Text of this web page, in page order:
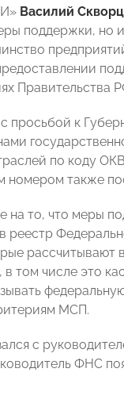
Василий
поддержки, но
Правительства
к
по коду
номером также
то, что меры
реестр
том числе это
МСП.
с
ФНС